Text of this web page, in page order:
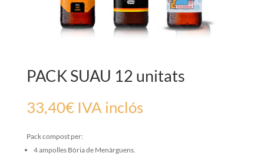
PACK SUAU 12 unitats
33,40€ IVA inclós
Pack compost per:
4 ampolles Bòria de Menàrguens.